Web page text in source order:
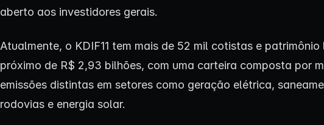
aberto aos investidores gerais.
Atualmente, o KDIF11 tem mais de 52 mil cotistas e patrimônio
próximo de R$ 2,93 bilhões, com uma carteira composta por
emissões distintas em setores como geração elétrica,
rodovias e energia solar.